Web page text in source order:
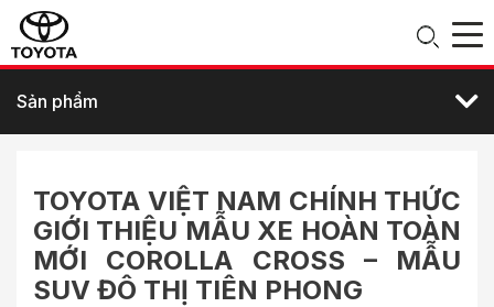
Sản phẩm
TOYOTA VIỆT NAM CHÍNH THỨC
GIỚI THIỆU MẪU XE HOÀN TOÀN
MỚI COROLLA CROSS – MẪU
SUV ĐÔ THỊ TIÊN PHONG